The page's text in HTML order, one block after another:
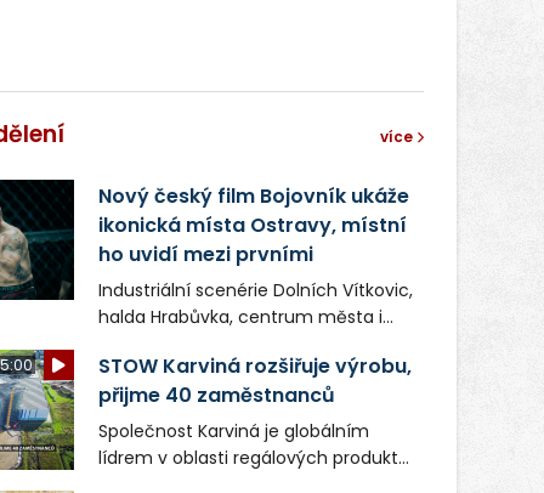
více
Nový český film Bojovník ukáže
ikonická místa Ostravy, místní
ho uvidí mezi prvními
Industriální scenérie Dolních Vítkovic,
halda Hrabůvka, centrum města i
v novém filmu Bojovník, který vstoupí
do kin už 13. srpna. Režiséři Vojtěch
Frič a Tomáš Dianiška si
moravskoslezskou metropoli
STOW Karviná rozšiřuje výrobu,
přijme 40 zaměstnanců
Společnost Karviná je globálním
lídrem v oblasti regálových produktů